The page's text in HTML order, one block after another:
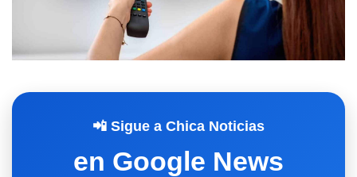
📲 Sigue a Chica Noticias
en Google News